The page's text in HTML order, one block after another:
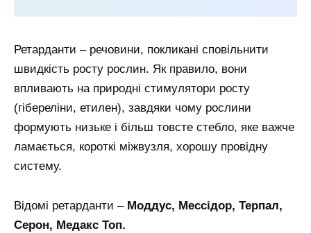
Ретарданти – речовини, покликані сповільнити
швидкість росту рослин. Як правило, вони
впливають на природні стимулятори росту
(гібереліни, етилен), завдяки чому рослини
формують низьке і більш товсте стебло, яке важче
ламається, короткі міжвузля, хорошу провідну
систему.
Відомі ретарданти – Моддус, Мессідор, Терпал,
Серон, Медакс Топ.